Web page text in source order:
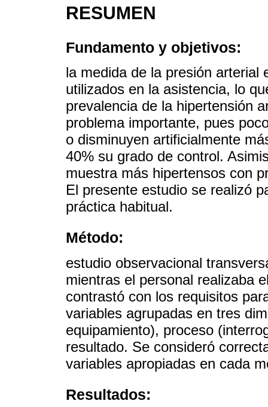
RESUMEN
Fundamento y objetivos:
la medida de la presión arterial
utilizados en la asistencia, lo
prevalencia de la hipertensión
problema importante, pues
o disminuyen artificialmente
40% su grado de control.
muestra más hipertensos con
El presente estudio se realizó
práctica habitual.
Método:
estudio observacional
mientras el personal realizaba
contrastó con los requisitos
variables agrupadas en tres
equipamiento), proceso
resultado. Se consideró
variables apropiadas en cada
Resultados: